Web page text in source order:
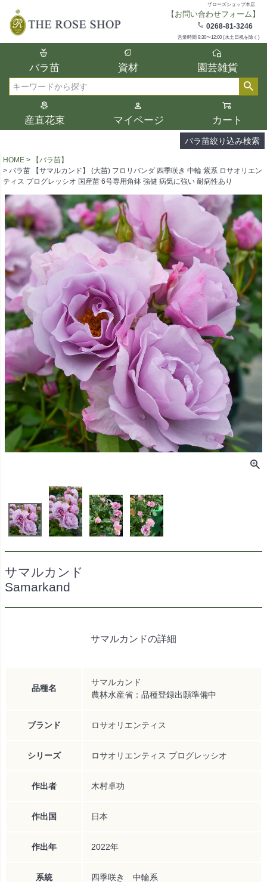
ザローズショップ本店
【お問い合わせフォーム】
0268-81-3246
営業時間 9:30〜12:00 (水土日祝を除く)
バラ苗 資材 園芸雑貨
産直花束 マイページ カート
バラ苗絞り込み検索
在庫
在庫ありのみ表示
検索
複数の条件を選択して絞り込み検索が可能
選択した項目全てに該当する品種のみ検索
結果に表示されます。
タイプ、カラー、ブランドなどは1つずつ選
択してください。
HOME
【バラ苗】
バラ苗 【サマルカンド】 (大苗) フロリバンダ 四季咲き 中輪 紫系 ロサオリエン
ティス プログレッシオ 国産苗 6号専用角鉢 強健 病気に強い 耐病性あり
サマルカンド
Samarkand
サマルカンドの詳細
品種名
サマルカンド
農林水産省：品種登録出願準備中
ブランド ロサオリエンティス
シリーズ ロサオリエンティス プログレッシオ
作出者 木村卓功
作出国 日本
作出年 2022年
系統 四季咲き 中輪系